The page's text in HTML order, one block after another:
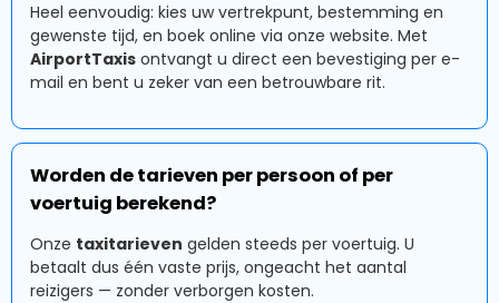
Heel eenvoudig: kies uw vertrekpunt, bestemming en
gewenste tijd, en boek online via onze website. Met
AirportTaxis ontvangt u direct een bevestiging per e-
mail en bent u zeker van een betrouwbare rit.
Worden de tarieven per persoon of per
voertuig berekend?
Onze taxitarieven gelden steeds per voertuig. U
betaalt dus één vaste prijs, ongeacht het aantal
reizigers — zonder verborgen kosten.